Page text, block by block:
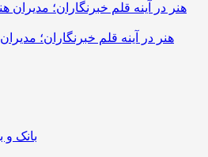
هنر در آینه قلم خبرنگاران؛
بانک